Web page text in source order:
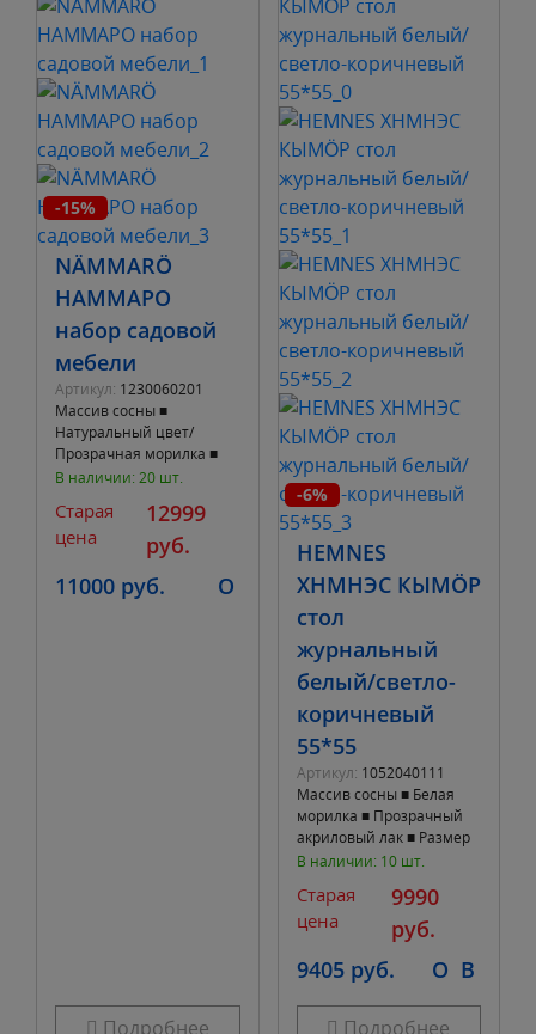
-15%
NÄMMARÖ
НАММАРО
набор садовой
мебели
Артикул: 1230060201
Массив сосны ■
Натуральный цвет/
Прозрачная морилка ■
Стул Ширина 44 см.
см ■ Стол Ширина 65 см.
В наличии: 20 шт.
Старая
цена
12999
руб.
11000 руб.
O
Подробнее
-6%
HEMNES
ХНМНЭС КЫМÖР
стол
журнальный
белый/светло-
коричневый
55*55
Артикул: 1052040111
Массив сосны ■ Белая
морилка ■ Прозрачный
акриловый лак ■ Размер
столешницы 55*55 см ■
В наличии: 10 шт.
Старая
цена
9990
руб.
9405 руб.
O B
Подробнее